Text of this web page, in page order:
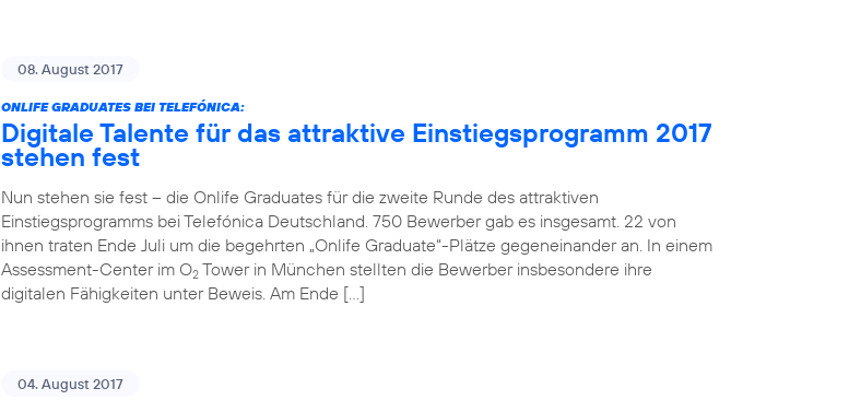
08. August 2017
ONLIFE GRADUATES BEI TELEFÓNICA:
Digitale Talente für das attraktive Einstiegsprogramm 2017
stehen fest
Nun stehen sie fest – die Onlife Graduates für die zweite Runde des attraktiven
Einstiegsprogramms bei Telefónica Deutschland. 750 Bewerber gab es insgesamt. 22 von
ihnen traten Ende Juli um die begehrten „Onlife Graduate“-Plätze gegeneinander an. In einem
Assessment-Center im O2 Tower in München stellten die Bewerber insbesondere ihre
digitalen Fähigkeiten unter Beweis. Am Ende […]
04. August 2017